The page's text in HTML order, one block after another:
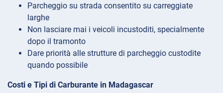
Parcheggio su strada consentito su carreggiate
larghe
Non lasciare mai i veicoli incustoditi, specialmente
dopo il tramonto
Dare priorità alle strutture di parcheggio custodite
quando possibile
Costi e Tipi di Carburante in Madagascar